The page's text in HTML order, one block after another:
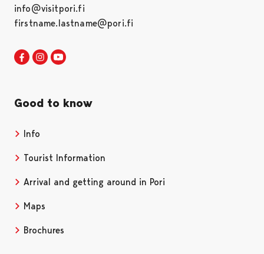
info@visitpori.fi
firstname.lastname@pori.fi
Visit Pori in Facebook
Opens in a new tab
Visit Pori in Instagram
Opens in a new tab
Good to know
Info
Tourist Information
Arrival and getting around in Pori
Maps
Brochures